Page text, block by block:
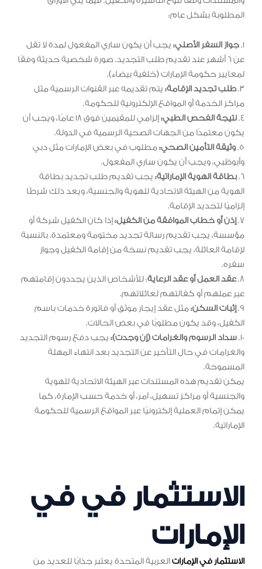
المطلوبة بشكل عام:
1. جواز السفر الأصلي: يجب أن يكون ساري المفعول لمدة لا تقل
عن 6 أشهر عند تقديم طلب التجديد. صورة شخصية حديثة وفقًا
لمعايير حكومة الإمارات (خلفية بيضاء).
3. طلب تجديد الإقامة: يتم تقديمه عبر القنوات الرسمية مثل
مراكز الخدمة أو المواقع الإلكترونية للحكومة.
4. نتيجة الفحص الطبي:
إلزامي للمقيمين فوق 18 عامًا، ويجب أن
يكون معتمدًا من الجهات الصحية الرسمية في الدولة.
5. وثيقة التأمين الصحي:مطلوب في بعض الإمارات مثل دبي
وأبوظبي، ويجب أن يكون ساري المفعول.
6. بطاقة الهوية الإماراتية: يجب تقديم طلب تجديد بطاقة
الهوية من الهيئة الاتحادية للهوية والجنسية، ويعد ذلك شرطًا
إلزاميًا لتجديد الإقامة.
7.
إذن أو خطاب الموافقة من الكفيل:إذا كان الكفيل شركة أو
مؤسسة، يجب تقديم رسالة تجديد مختومة ومعتمدة. بالنسبة
لإقامة العائلة، يجب تقديم نسخة من إقامة الكفيل وجواز
سفره.
8. عقد العمل أو عقد الرعاية: للأشخاص الذين يجددون إقامتهم
عبر عملهم أو كفالتهم لعائلاتهم.
9.
إثبات السكن:مثل عقد إيجار موثق أو فاتورة خدمات باسم
الكفيل، وقد يكون مطلوبًا في بعض الحالات.
10. سداد الرسوم والغرامات (إن وجدت): يجب دفع رسوم التجديد
والغرامات في حال التأخير عن التجديد بعد انتهاء المهلة
المسموحة.
يمكن تقديم هذه المستندات عبر الهيئة الاتحادية للهوية
والجنسية أو مراكز تسهيل، آمر، أو خدمة حسب الإمارة، كما
يمكن إتمام العملية إلكترونيًا عبر المواقع الرسمية للحكومة
الإماراتية.
الاستثمار في في
الإمارات
الاستثمار في الإماراتالعربية المتحدة يعتبر جذابًا للعديد من